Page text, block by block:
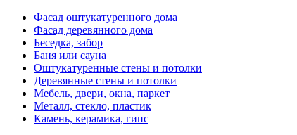
Фасад оштукатуренного дома
Фасад деревянного дома
Беседка, забор
Баня или сауна
Оштукатуренные стены и потолки
Деревянные стены и потолки
Мебель, двери, окна, паркет
Металл, стекло, пластик
Камень, керамика, гипс